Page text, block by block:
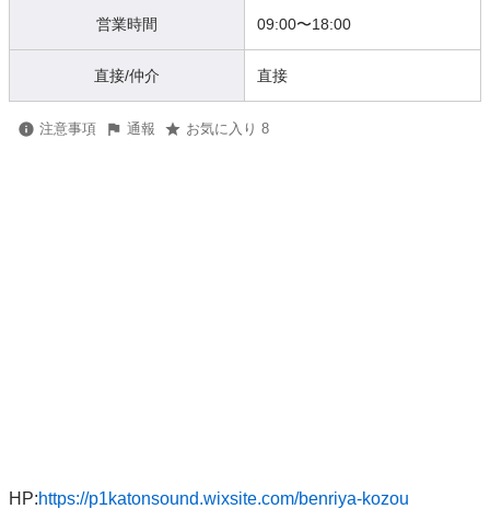
営業時間 09:00〜18:00
直接/仲介 直接
注意事項 通報 お気に入り 8
HP:https://p1katonsound.wixsite.com/benriya-kozou